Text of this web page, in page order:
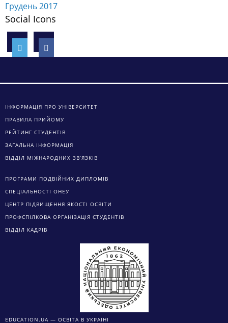
Грудень 2017
Social Icons
ІНФОРМАЦІЯ ПРО УНІВЕРСИТЕТ
ПРАВИЛА ПРИЙОМУ
РЕЙТИНГ СТУДЕНТІВ
ЗАГАЛЬНА ІНФОРМАЦІЯ
ВІДДІЛ МІЖНАРОДНИХ ЗВ’ЯЗКІВ
ПРОГРАМИ ПОДВІЙНИХ ДИПЛОМІВ
СПЕЦІАЛЬНОСТІ ОНЕУ
ЦЕНТР ПІДВИЩЕННЯ ЯКОСТІ ОСВІТИ
ПРОФСПІЛКОВА ОРГАНІЗАЦІЯ СТУДЕНТІВ
ВІДДІЛ КАДРІВ
EDUCATION.UA — ОСВІТА В УКРАЇНІ